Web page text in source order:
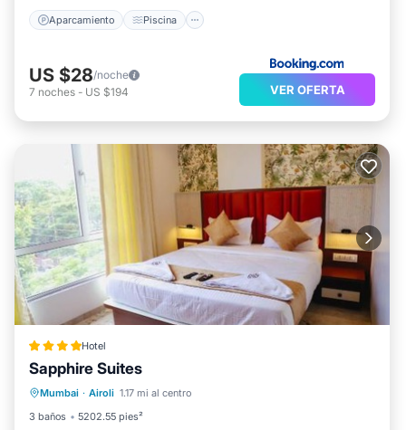
Aparcamiento Piscina
US $28/noche
7 noches - US $194 VER OFERTA
Hotel
Sapphire Suites
Mumbai · Airoli 1.17 mi al centro
3 baños
5202.55 pies²
Aparcamiento
Internet
Apto para niños